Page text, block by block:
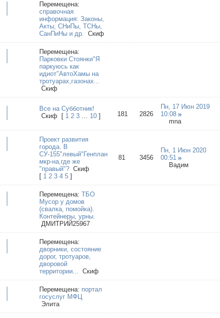
Перемещена:
справочная
информация: Законы,
Акты, СНиПы, ТСНы,
СанПиНы и др. Cкиф
Перемещена:
Парковки Стоянки"Я
паркуюсь как
идиот"АвтоХамы на
тротуарах,газонах...
Cкиф
Все на Субботник!
Cкиф
[ 1 2 3 … 10 ] 181 2826
Пн, 17 Июн 2019
10:08
mna
Проект развития
города. В
СУ-155"левый"Генплан
мкр-на,где же
"правый"? Cкиф
[ 1 2 3 4 5 ]
81 3456
Пн, 1 Июн 2020
00:51
Вадим
Перемещена: ТБО
Мусор у домов
(свалка, помойка).
Контейнеры, урны.
ДМИТРИЙ25967
Перемещена:
дворники, состояние
дорог, тротуаров,
дворовой
территории... Cкиф
Перемещена: портал
госуслуг МФЦ
Элита